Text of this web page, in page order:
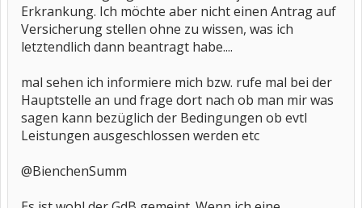
Erkrankung. Ich möchte aber nicht einen Antrag auf
Versicherung stellen ohne zu wissen, was ich
letztendlich dann beantragt habe....
mal sehen ich informiere mich bzw. rufe mal bei der
Hauptstelle an und frage dort nach ob man mir was
sagen kann bezüglich der Bedingungen ob evtl
Leistungen ausgeschlossen werden etc
@BienchenSumm